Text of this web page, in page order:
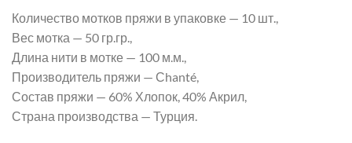
Количество мотков пряжи в упаковке — 10 шт.,
Вес мотка — 50 гр.гр.,
Длина нити в мотке — 100 м.м.,
Производитель пряжи — Сhanté,
Состав пряжи — 60% Хлопок, 40% Акрил,
Страна производства — Турция.